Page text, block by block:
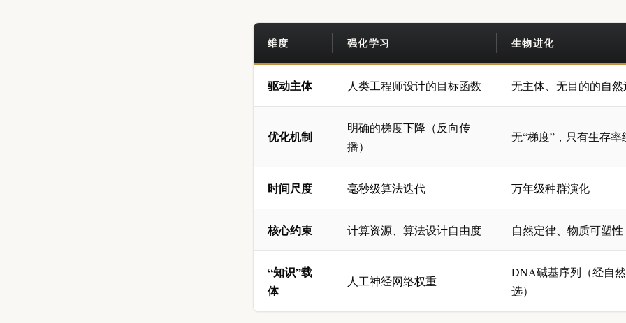
维度 强化学习 生物进化
驱动主体 人类工程师设计的目标函数 无主体、无目的的自然
优化机制
明确的梯度下降（反向传
播）
无“梯度”，只有生存率
时间尺度 毫秒级算法迭代 万年级种群演化
核心约束 计算资源、算法设计自由度 自然定律、物质可塑性
“知识”载
体
人工神经网络权重
DNA碱基序列（经自
选）